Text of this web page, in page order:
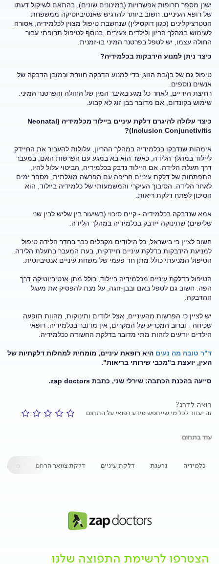
ישנן מספר תרופות אפשרויות (במינונים שונים), בהתאם לשיקול דעתו
של רופא העיניים. חשוב ביותר להדגיש שאנטיביוטיקה ממשפחת
הטטרציקלינים (כגון דוקסילין) שנחשבת טיפול מצוין לכלמידיה, אסורה
לשימוש במהלך הריון ולילדים צעירים. בנוסף לטיפול תרופתי עבור
החולה עצמו, יש לטפל בפרטנר המיני בו-זמנית.
כיצד ניתן למנוע הידבקות בכלמידיה?
טיפול גם של בן/בת הזוג, כדי למנוע הדבקה חוזרת וכמובן הדבקה של
אנשים נוספים.
רחיצת הידיים, לאחר כל מגע באיבר המין של החולה והפרטנר המיני.
שימוש בקונדום, אם מדובר בבן זוג לא קבוע.
כיצד עלולה להיגרם דלקת עיניים ביילוד מכלמידיה (Neonatal
Inclusion Conjunctivitis)?
אימהות שנדבקו בכלמידיה במהלך ההריון, עלולות להעביר את החיידק
ליילוד במהלך הלידה, כאשר הוא בא במגע עם הפרשות האם, במעבר
דרך תעלת הלידה. אם היילוד נדבק בכלמידיה, הביטוי עלול להיו,
התפתחות של דלקת עיניים חריפה עם הפרשה מוגלתית, מספר ימים
לאחר הלידה. הסיבוך העיקרי והמשמעותי של כלמידיה ביילוד, הוא
הסיכון לפתח דלקת ריאות.
אמא שנדבקה בכלמידיה - קיים סיכוי (בשיעור בין שליש לבין שני
שלישים) שתינוקה יידבק בכלמידיה במהלך הלידה.
חשוב לציין כי בישראל, כל הילודים מקבלים כבר בחדר הלידה טיפול
למניעת הידבקות בדלקת עיניים חיידקית, בעת המעבר בתעלת הלידה.
הטיפול המניעתי כולל מתן חד פעמי של משחת עיניים אנטיביוטית.
הטיפול בדלקת עיניים מכלמידיה ביילוד, כולל מתן אנטיביוטיקה דרך
הפה. חשוב גם לטפל באם ובבן-זוגה, על מנת להפסיק את מעגל
ההדבקה.
יש לציין כי הפרשות מהעיניים, אצל ילודים ותינוקות, מהוות תופעה
שכיחה - וברוב המכריע של המקרים, אין מדובר בכלמידיה. רופאי
הילדים יודעים לזהות מתי מדובר בדלקת החשודה ככלמידיה.
ד"ר טובה מה נעים היא רופאת עיניים, מומחית למחלות דלקתיות של
העין, יועצת ב"מכבי שירותי בריאות".
סייעה בהכנת הכתבה: שירלי שני, כתבת zap doctors.
רוצה לדרג?
זה יעזור לכל מי שייחפש מידע רפואי על התחום
עוד בתחום
כלמידיה גרענת דלקת עיניים דלקת צוואר הרחם משחת
הצטרפו לרשימת התפוצה שלנו